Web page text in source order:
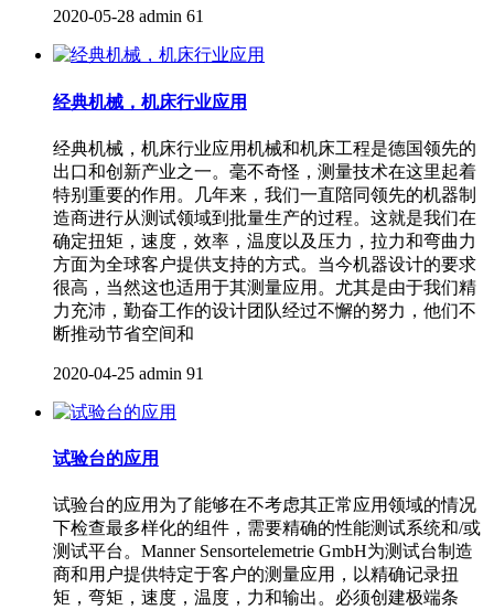
2020-05-28 admin 61
经典机械，机床行业应用
经典机械，机床行业应用机械和机床工程是德国领先的
出口和创新产业之一。毫不奇怪，测量技术在这里起着
特别重要的作用。几年来，我们一直陪同领先的机器制
造商进行从测试领域到批量生产的过程。这就是我们在
确定扭矩，速度，效率，温度以及压力，拉力和弯曲力
方面为全球客户提供支持的方式。当今机器设计的要求
很高，当然这也适用于其测量应用。尤其是由于我们精
力充沛，勤奋工作的设计团队经过不懈的努力，他们不
断推动节省空间和
2020-04-25 admin 91
试验台的应用
试验台的应用为了能够在不考虑其正常应用领域的情况
下检查最多样化的组件，需要精确的性能测试系统和/或
测试平台。Manner Sensortelemetrie GmbH为测试台制造
商和用户提供特定于客户的测量应用，以精确记录扭
矩，弯矩，速度，温度，力和输出。必须创建极端条